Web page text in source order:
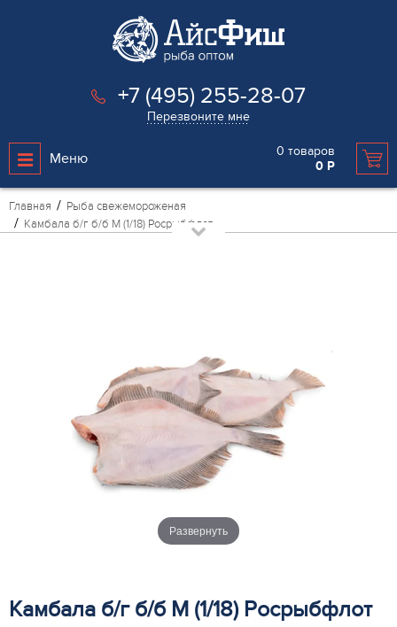
+7 (495) 255-28-07
Перезвоните мне
Меню 0 товаров
0 Р
Главная
Рыба свежемороженая
Камбала б/г б/б М (1/18) Росрыбфлот
Развернуть
Камбала б/г б/б М (1/18) Росрыбфлот